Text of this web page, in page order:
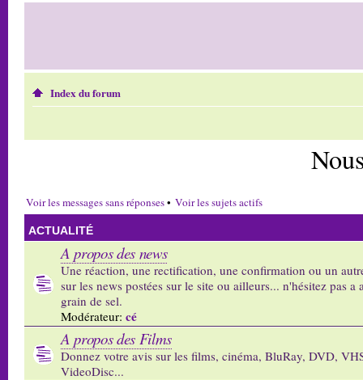
Index du forum
Voir les messages sans réponses• Voir les sujets actifs
ACTUALITÉ
A propos des news
Une réaction, une rectification, une confirmation ou un
sur les news postées sur le site ou ailleurs... n'hésitez pas a
grain de sel.
Modérateur: cé
A propos des Films
Donnez votre avis sur les films, cinéma, BluRay, DVD,
VideoDisc...